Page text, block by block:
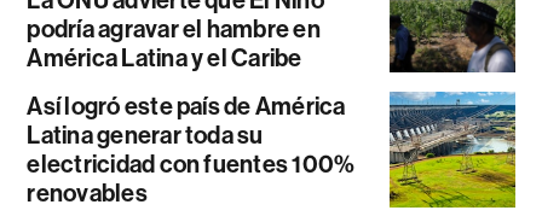
podría agravar el hambre en
América Latina y el Caribe
Así logró este país de América
Latina generar toda su
electricidad con fuentes 100%
renovables